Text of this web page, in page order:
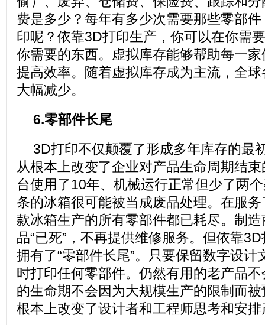
费是多少？每年有多少次需要那些零部
印呢？依靠3D打印生产，你可以在你需
你需要的东西。虚拟库存能够帮助每一
提高效率。随着虚拟库存成为主流，全
大幅减少。
6.零部件长尾
3D打印不仅颠覆了形成多年库存的最
从根本上改变了企业对产品生命周期结
台使用了10年、机械运行正常但少了两
条的冰箱很可能被当成废品处理。在服
款冰箱生产的所有零部件都已耗尽。制
品“已死”，不再提供维修服务。但依靠
拥有了“零部件长尾”。只要保留数字设计
时打印任何零部件。仍然有用的老产品
的生命期不会因为大规模生产的限制而被
根本上改变了设计者和工程师思考和安